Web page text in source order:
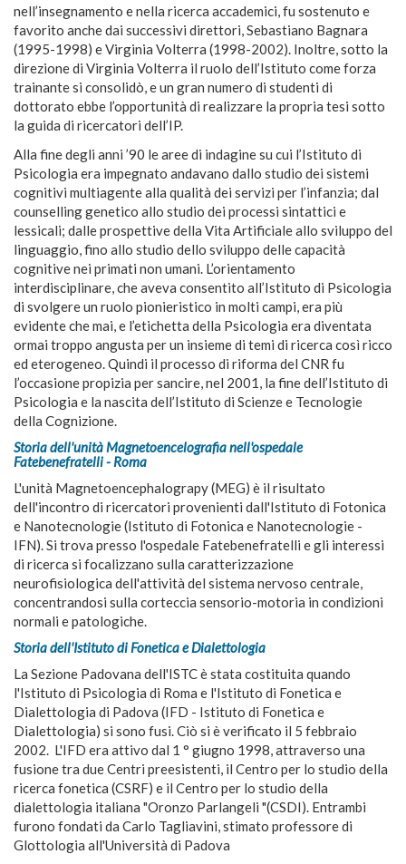
nell’insegnamento e nella ricerca accademici, fu sostenuto e
favorito anche dai successivi direttori, Sebastiano Bagnara
(1995-1998) e Virginia Volterra (1998-2002). Inoltre, sotto la
direzione di Virginia Volterra il ruolo dell’Istituto come forza
trainante si consolidò, e un gran numero di studenti di
dottorato ebbe l’opportunità di realizzare la propria tesi sotto
la guida di ricercatori dell’IP.
Alla fine degli anni ’90 le aree di indagine su cui l’Istituto di
Psicologia era impegnato andavano dallo studio dei sistemi
cognitivi multiagente alla qualità dei servizi per l’infanzia; dal
counselling genetico allo studio dei processi sintattici e
lessicali; dalle prospettive della Vita Artificiale allo sviluppo del
linguaggio, fino allo studio dello sviluppo delle capacità
cognitive nei primati non umani. L’orientamento
interdisciplinare, che aveva consentito all’Istituto di Psicologia
di svolgere un ruolo pionieristico in molti campi, era più
evidente che mai, e l’etichetta della Psicologia era diventata
ormai troppo angusta per un insieme di temi di ricerca così ricco
ed eterogeneo. Quindi il processo di riforma del CNR fu
l’occasione propizia per sancire, nel 2001, la fine dell’Istituto di
Psicologia e la nascita dell’Istituto di Scienze e Tecnologie
della Cognizione.
Storia dell'unità Magnetoencelografia nell'ospedale
Fatebenefratelli - Roma
L'unità Magnetoencephalograpy (MEG) è il risultato
dell'incontro di ricercatori provenienti dall'Istituto di Fotonica
e Nanotecnologie (Istituto di Fotonica e Nanotecnologie -
IFN). Si trova presso l'ospedale Fatebenefratelli e gli interessi
di ricerca si focalizzano sulla caratterizzazione
neurofisiologica dell'attività del sistema nervoso centrale,
concentrandosi sulla corteccia sensorio-motoria in condizioni
normali e patologiche.
Storia dell'Istituto di Fonetica e Dialettologia
La Sezione Padovana dell'ISTC è stata costituita quando
l'Istituto di Psicologia di Roma e l'Istituto di Fonetica e
Dialettologia di Padova (IFD - Istituto di Fonetica e
Dialettologia) si sono fusi. Ciò si è verificato il 5 febbraio
2002. L'IFD era attivo dal 1 ° giugno 1998, attraverso una
fusione tra due Centri preesistenti, il Centro per lo studio della
ricerca fonetica (CSRF) e il Centro per lo studio della
dialettologia italiana "Oronzo Parlangeli "(CSDI). Entrambi
furono fondati da Carlo Tagliavini, stimato professore di
Glottologia all'Università di Padova